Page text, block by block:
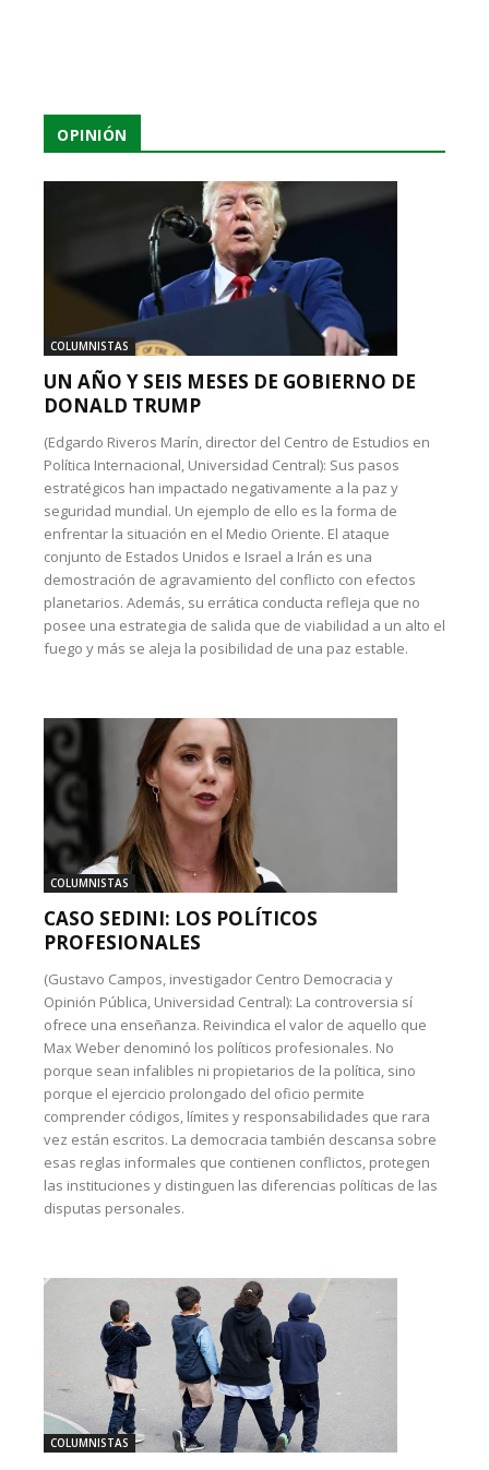
OPINIÓN
COLUMNISTAS
UN AÑO Y SEIS MESES DE GOBIERNO DE
DONALD TRUMP
(Edgardo Riveros Marín, director del Centro de Estudios en
Política Internacional, Universidad Central): Sus pasos
estratégicos han impactado negativamente a la paz y
seguridad mundial. Un ejemplo de ello es la forma de
enfrentar la situación en el Medio Oriente. El ataque
conjunto de Estados Unidos e Israel a Irán es una
demostración de agravamiento del conflicto con efectos
planetarios. Además, su errática conducta refleja que no
posee una estrategia de salida que de viabilidad a un alto el
fuego y más se aleja la posibilidad de una paz estable.
COLUMNISTAS
CASO SEDINI: LOS POLÍTICOS
PROFESIONALES
(Gustavo Campos, investigador Centro Democracia y
Opinión Pública, Universidad Central): La controversia sí
ofrece una enseñanza. Reivindica el valor de aquello que
Max Weber denominó los políticos profesionales. No
porque sean infalibles ni propietarios de la política, sino
porque el ejercicio prolongado del oficio permite
comprender códigos, límites y responsabilidades que rara
vez están escritos. La democracia también descansa sobre
esas reglas informales que contienen conflictos, protegen
las instituciones y distinguen las diferencias políticas de las
disputas personales.
COLUMNISTAS